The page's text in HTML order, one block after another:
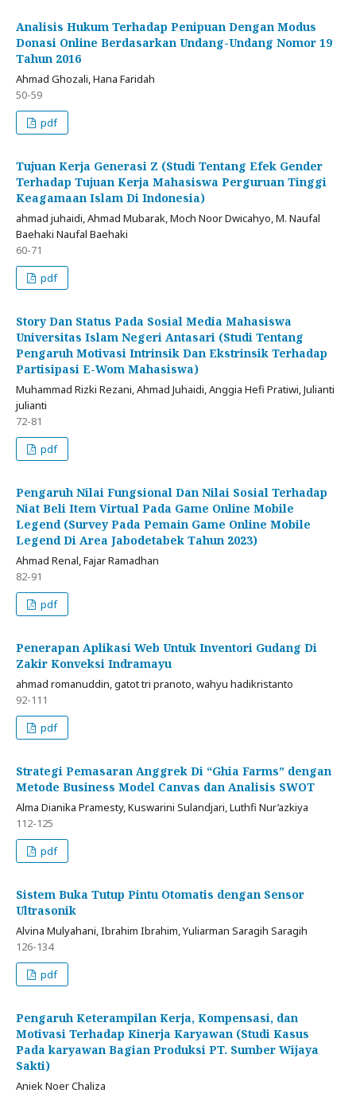
Analisis Hukum Terhadap Penipuan Dengan Modus
Donasi Online Berdasarkan Undang-Undang Nomor 19
Tahun 2016
Ahmad Ghozali, Hana Faridah
50-59
pdf
Tujuan Kerja Generasi Z (Studi Tentang Efek Gender
Terhadap Tujuan Kerja Mahasiswa Perguruan Tinggi
Keagamaan Islam Di Indonesia)
ahmad juhaidi, Ahmad Mubarak, Moch Noor Dwicahyo, M. Naufal
Baehaki Naufal Baehaki
60-71
pdf
Story Dan Status Pada Sosial Media Mahasiswa
Universitas Islam Negeri Antasari (Studi Tentang
Pengaruh Motivasi Intrinsik Dan Ekstrinsik Terhadap
Partisipasi E-Wom Mahasiswa)
Muhammad Rizki Rezani, Ahmad Juhaidi, Anggia Hefi Pratiwi, Julianti
julianti
72-81
pdf
Pengaruh Nilai Fungsional Dan Nilai Sosial Terhadap
Niat Beli Item Virtual Pada Game Online Mobile
Legend (Survey Pada Pemain Game Online Mobile
Legend Di Area Jabodetabek Tahun 2023)
Ahmad Renal, Fajar Ramadhan
82-91
pdf
Penerapan Aplikasi Web Untuk Inventori Gudang Di
Zakir Konveksi Indramayu
ahmad romanuddin, gatot tri pranoto, wahyu hadikristanto
92-111
pdf
Strategi Pemasaran Anggrek Di “Ghia Farms” dengan
Metode Business Model Canvas dan Analisis SWOT
Alma Dianika Pramesty, Kuswarini Sulandjari, Luthfi Nur’azkiya
112-125
pdf
Sistem Buka Tutup Pintu Otomatis dengan Sensor
Ultrasonik
Alvina Mulyahani, Ibrahim Ibrahim, Yuliarman Saragih Saragih
126-134
pdf
Pengaruh Keterampilan Kerja, Kompensasi, dan
Motivasi Terhadap Kinerja Karyawan (Studi Kasus
Pada karyawan Bagian Produksi PT. Sumber Wijaya
Sakti)
Aniek Noer Chaliza